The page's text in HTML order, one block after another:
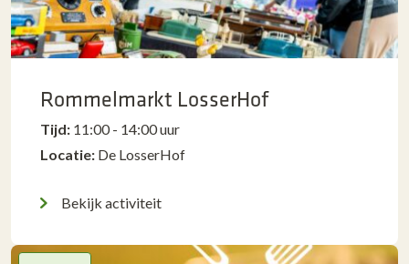
Rommelmarkt LosserHof
Tijd: 11:00 - 14:00 uur
Locatie: De LosserHof
Bekijk activiteit